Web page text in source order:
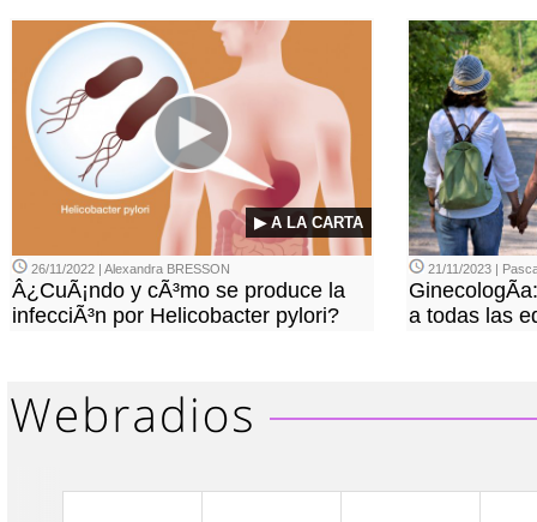
▶ A LA CARTA
26/11/2022 | Alexandra BRESSON
Â¿CuÃ¡ndo y cÃ³mo se produce la
infecciÃ³n por Helicobacter pylori?
21/11/2023 |
a todas las